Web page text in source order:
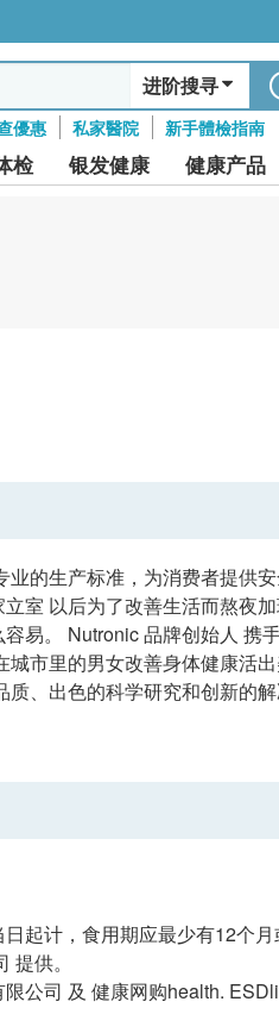
进阶搜寻
優惠 私家醫院 新手體檢指南
检 银发健康 健康产品
的生产标准，为消费者提供
室 以后为了改善生活而熬夜
易。 Nutronic 品牌创始人
城市里的男女改善身体健康活
、出色的科学研究和创新的
起计，食用期应最少有12个月
供。
公司 及 健康网购health.